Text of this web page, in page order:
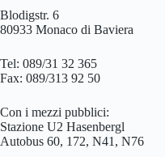
Blodigstr. 6
80933 Monaco di Baviera
Tel: 089/31 32 365
Fax: 089/313 92 50
Con i mezzi pubblici:
Stazione U2 Hasenbergl
Autobus 60, 172, N41, N76